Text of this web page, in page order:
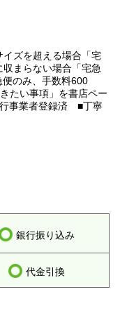
ズを超える場合「宅
まらない場合「宅急
のみ、手数料600
たい事項」を書店ペー
事業者登録済 ■丁寧
銀行振り込み
代金引換